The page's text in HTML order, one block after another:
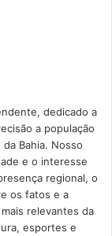
dedicado a
a população
Bahia. Nosso
e o interesse
regional, o
os fatos e a
relevantes da
esportes e